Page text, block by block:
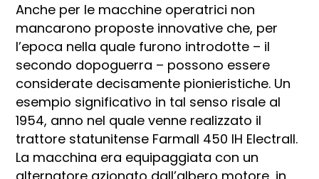
Anche per le macchine operatrici non
mancarono proposte innovative che, per
l’epoca nella quale furono introdotte – il
secondo dopoguerra – possono essere
considerate decisamente pionieristiche. Un
esempio significativo in tal senso risale al
1954, anno nel quale venne realizzato il
trattore statunitense Farmall 450 IH Electrall.
La macchina era equipaggiata con un